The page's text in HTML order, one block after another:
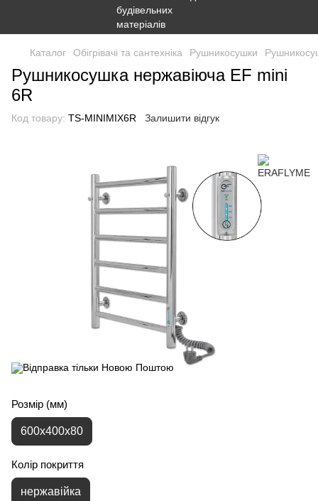
Каталог Обігрівачі та сантехніка Рушникосушки
Рушникосушка нержавіюча EF mini
6R
Код товару: TS-MINIMIX6R Залишити відгук
Розмір (мм)
600x400x80
Колір покриття
нержавійка